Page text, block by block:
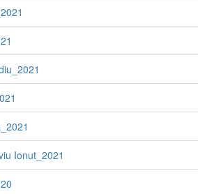
Ionut_2021